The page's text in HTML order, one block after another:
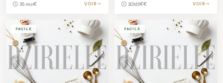
35 min€ VOIR 30h15€€ VOIR
FACILE FACILE